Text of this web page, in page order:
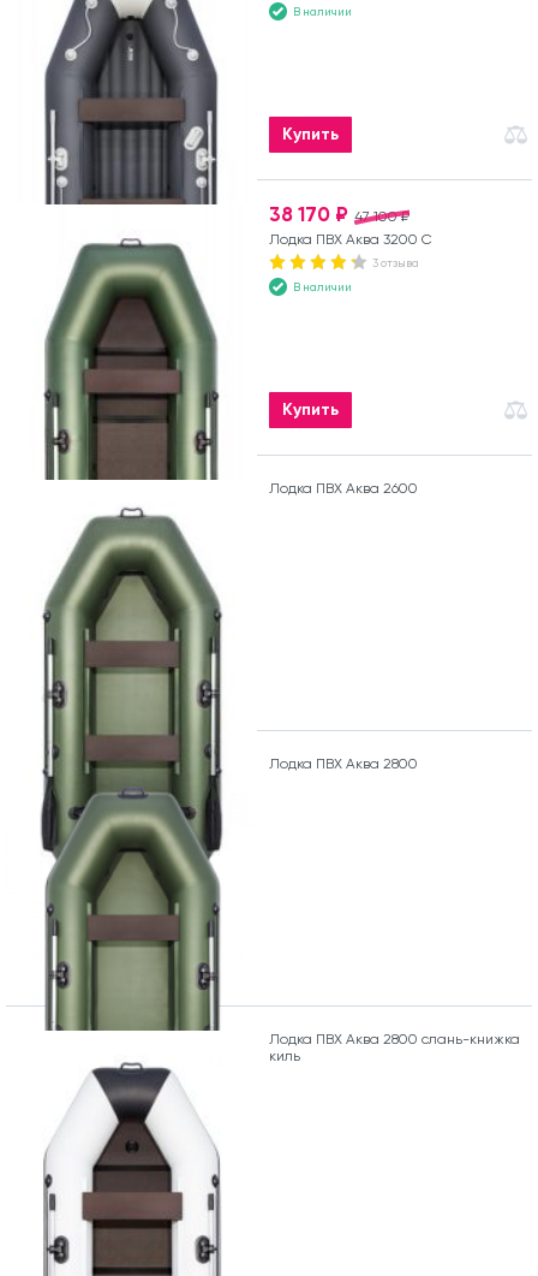
В наличии
Купить
47 100 ₽
38 170 ₽
Лодка ПВХ Аква 3200 С
3 отзыва
В наличии
Купить
Лодка ПВХ Аква 2600
Лодка ПВХ Аква 2800
Лодка ПВХ Аква 2800 слань-книжка
киль